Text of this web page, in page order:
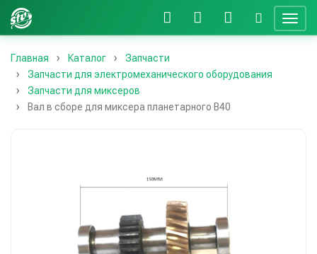
Главная Каталог
Запчасти
Запчасти для электромеханического оборудования
Запчасти для миксеров
Вал в сборе для миксера планетарного В40